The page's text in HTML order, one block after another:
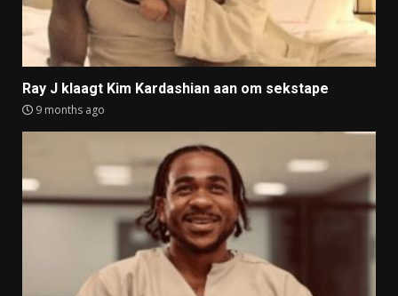
Ray J klaagt Kim Kardashian aan om sekstape
9 months ago